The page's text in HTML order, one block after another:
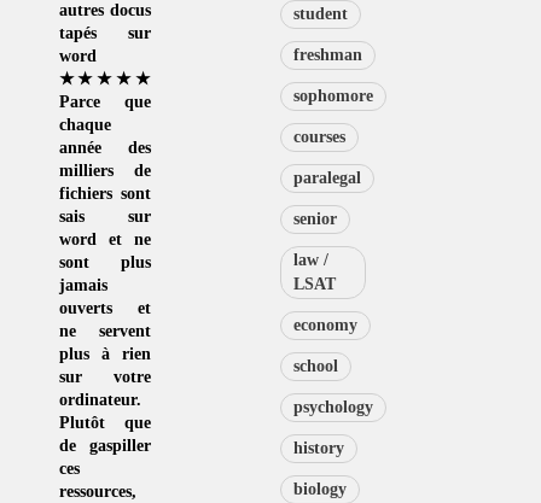
autres docus
tapés sur
word
★★★★★
Parce que
chaque
année des
milliers de
fichiers sont
sais sur
word et ne
sont plus
jamais
ouverts et
ne servent
plus à rien
sur votre
ordinateur.
Plutôt que
de gaspiller
ces
ressources,
student
freshman
sophomore
courses
paralegal
senior
law /
LSAT
economy
school
psychology
history
biology